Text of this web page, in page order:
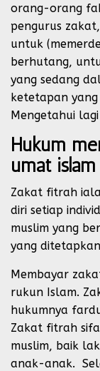
orang-orang
pengurus
untuk
berhutang,
yang sedang
ketetapan
Mengetahui
Hukum
umat islam
Zakat fitrah
diri setiap
muslim yang
yang
Membayar
rukun Islam.
hukumnya
Zakat fitrah
muslim, baik
anak-anak.